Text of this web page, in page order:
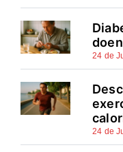
24 de
24 de